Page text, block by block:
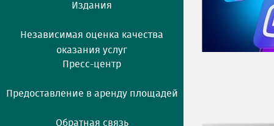
Издания
Независимая оценка качества
оказания услуг
Пресс-центр
Предоставление в аренду площадей
Обратная связь